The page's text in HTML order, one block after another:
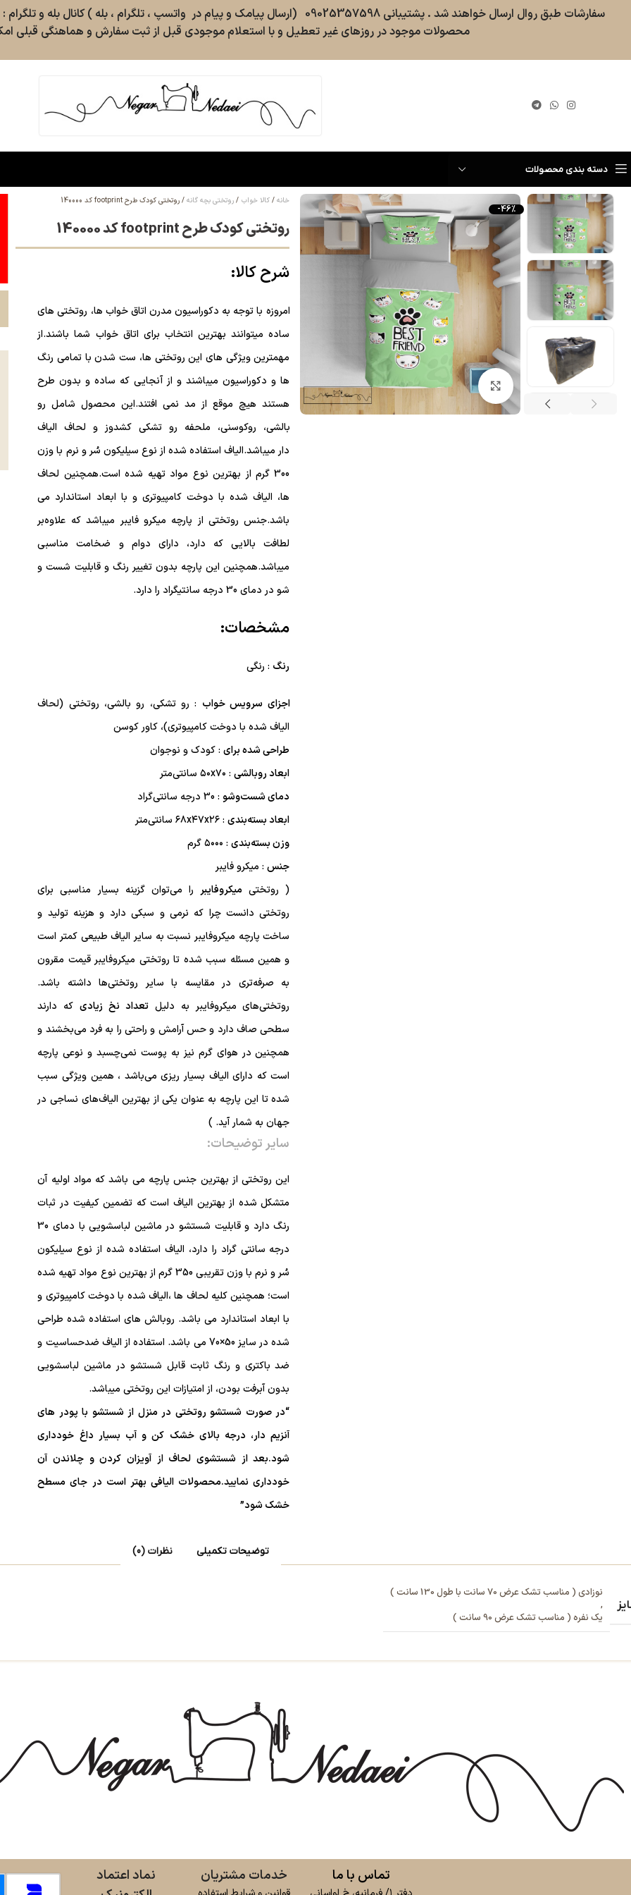
دسته بندی محصولات
-46%
بزرگنمایی تصویر
خانه کالا خواب روتختی بچه گانه روتختی کودک طرح footprint کد 140000
روتختی کودک طرح footprint کد 140000
شرح کالا:
امروزه با توجه به دکوراسیون مدرن اتاق خواب ها، روتختی های
سادهمیتوانند بهترین انتخاب برای اتاق خواب شما باشند.از
مهمترین ویژگی های این روتختی ها، ست شدن با تمامی رنگ
ها و دکوراسیونمیباشند و از آنجایی که ساده و بدون طرح
هستند هیچ موقع از مد نمی افتند.این محصول شامل رو
بالشی، روکوسنی، ملحفه رو تشکی کشدوز و لحاف الیاف
دار میباشد.الیاف استفاده شده از نوع سیلیکون سُر و نرم با وزن
300 گرم از بهترین نوع مواد تهیه شده است.همچنین لحاف
ها، الیاف شده با دوخت کامپیوتری و با ابعاد استاندارد می
باشد.جنس روتختی از پارچه میکرو فایبر میباشد که علاوه‌بر
لطافت بالایی که دارد، دارای دوام و ضخامت مناسبی
میباشد.همچنین این پارچه بدون تغییر رنگ و قابلیت شست و
شو در دمای30 درجه سانتیگراد را دارد.
مشخصات:
رنگ : رنگی
اجزای سرویس خواب : رو تشکی، رو بالشی، روتختی (لحاف
الیاف شده با دوخت کامپیوتری)، کاور کوسن
طراحی شده برای: کودک و نوجوان
ابعاد روبالشی: ۵۰x۷۰ سانتی‌متر
دمای شست‌وشو :30 درجه سانتی‌گراد
ابعاد بسته‌بندی:۶۸x۴۷x۲۶ سانتی‌متر
وزن بسته‌بندی: ۵۰۰۰ گرم
جنس: میکرو فایبر
( روتختی میکروفایبر را می‌توان گزینه بسیار مناسبی برای
روتختی دانست چرا که نرمی و سبکی دارد و هزینه تولید و
ساخت پارچه میکروفایبر نسبت به سایر الیاف طبیعی کمتر است
و همین مسئله سبب شده تا روتختی میکروفایبر قیمت مقرون
به صرفه‌تری در مقایسه با سایر روتختی‌ها داشته باشد.
روتختی‌های میکروفایبر به دلیلتعداد نخ زیادیکه دارند
سطحی صاف دارد و حس آرامش و راحتی را به فرد می‌بخشند و
همچنین در هوای گرم نیز به پوست نمی‌چسبد و نوعی پارچه
است که دارای الیاف بسیار ریزی می‌باشد ، همین ویژگی‌ سبب
شده تا این پارچه به عنوان یکی از بهترین الیاف‌های نساجی در
جهان به شمار آید. )
سایر توضیحات:
این روتختی از بهترین جنس پارچه می باشد که مواد اولیه آن
متشکل شده از بهترین الیاف است که تضمین کیفیت در ثبات
رنگ دارد و قابلیت شستشو در ماشین لباسشویی با دمای 30
درجه سانتی گراد را دارد، الیاف استفاده شده از نوع سیلیکون
سُر و نرم با وزن تقریبی 350 گرم از بهترین نوع مواد تهیه شده
است؛ همچنین کلیه لحاف ها ،الیاف شده با دوخت کامپیوتری و
با ابعاد استاندارد می باشد. روبالش های استفاده شده طراحی
شده در سایز 50×70 می باشد. استفاده از الیاف ضدحساسیت و
ضد باکتری و رنگ ثابت قابل شستشو در ماشین لباسشویی
بدون آبرفت بودن، از امتیازات این روتختی میباشد.
“در صورت شستشو روتختی در منزل از شستشو با پودر های
آنزیم دار، درجه بالای خشک کن و آب بسیار داغ خودداری
شود.بعد از شستشوی لحاف از آویزان کردن و چلاندن آن
خودداری نمایید.محصولات الیافی بهتر است در جای مسطح
خشک شود”
توضیحات تکمیلی نظرات (0)
نوزادی ( مناسب تشک عرض 70 سانت با طول 130 سانت )
,
یک نفره ( مناسب تشک عرض 90 سانت )
تماس با ما خدمات مشتریان
نماد اعتماد
محصولات موجود در روزهای غیر تعطیل و با استعلام موجودی قبل از ثبت سفارش و هماهنگی قبلی